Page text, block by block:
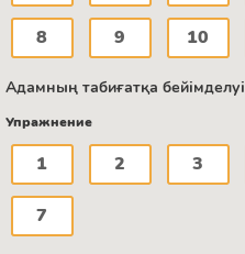
8 9 10
Адамның табиғатқа бейімделуі
Упражнение
1 2 3
7